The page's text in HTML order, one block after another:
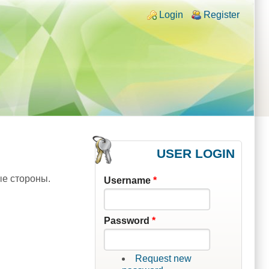
Login links
Login Register
стороны.
USER LOGIN
Username *
Password *
Request new